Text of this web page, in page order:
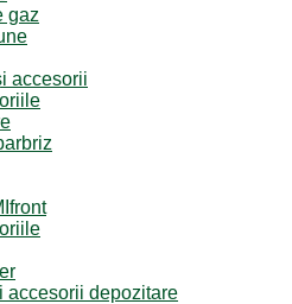
gaz
accesorii
accesorii depozitare